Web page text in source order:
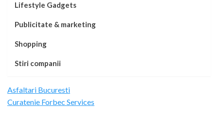
Lifestyle Gadgets
Publicitate & marketing
Shopping
Stiri companii
Asfaltari Bucuresti
Curatenie Forbec Services